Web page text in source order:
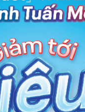
Cốc sạc Apple